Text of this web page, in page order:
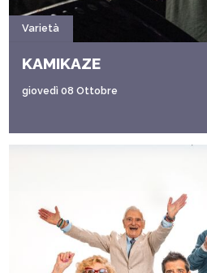
Varietà
KAMIKAZE
giovedì 08 Ottobre